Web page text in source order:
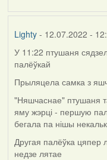
Lighty- 12.07.2022 -
У 11:22 птушаня
палёўкай
Прыляцела самка з
"Няшчаснае" птушаня
яму жэрці - першую
бегала па нішы
Другая палёўка
недзе лятае